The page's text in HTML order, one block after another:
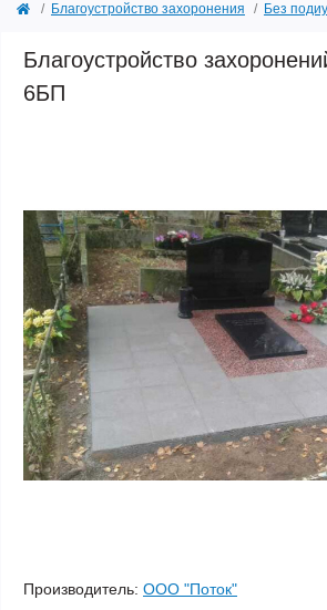
Благоустройство захоронения Без
Благоустройство
6БП
Производитель: ООО "Поток"